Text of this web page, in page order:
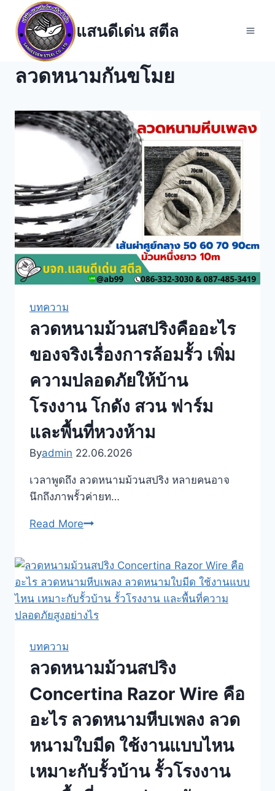
content
แสนดีเด่น สตีล
ลวดหนามกันขโมย
บทความ
ลวดหนามม้วนสปริงคืออะไร
ของจริงเรื่องการล้อมรั้ว เพิ่ม
ความปลอดภัยให้บ้าน
โรงงาน โกดัง สวน ฟาร์ม
และพื้นที่หวงห้าม
Byadmin 22.06.2026
เวลาพูดถึง ลวดหนามม้วนสปริง หลายคนอาจ
นึกถึงภาพรั้วค่ายท…
Read Moreลวด
สปริง
คือ
อะไร
ของ
การ
ล้อม
เพิ่ม
ความ
ปลอดภัย
ให้
บ้าน
บทความ
ลวดหนามม้วนสปริง
Concertina Razor Wire คือ
อะไร ลวดหนามหีบเพลง ลวด
หนามใบมีด ใช้งานแบบไหน
เหมาะกับรั้วบ้าน รั้วโรงงาน